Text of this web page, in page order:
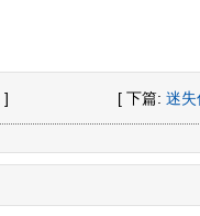
] [ 下篇: 迷失